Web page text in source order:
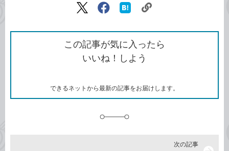
X（旧
で
シ
ェ
ア
Facebook
シ
ェ
ア
な
ブ
ッ
ク
ク
ク
を
コ
この記事が気に入ったら
いいね！しよう
できるネットから最新の記事をお届けします。
次の記事